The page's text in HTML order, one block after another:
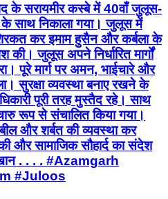
के सरायमीर कस्बे में 40वाँ जुलूस-
के साथ निकाला गया। जुलूस में
कर इमाम हुसैन और कर्बला के
की। जुलूस अपने निर्धारित मार्गों
पूरे मार्ग पर अमन, भाईचारे और
सुरक्षा व्यवस्था बनाए रखने के
पूरी तरह मुस्तैद रहे। साथ
रूप से संचालित किया गया।
और शर्बत की व्यवस्था कर
और सामाजिक सौहार्द का संदेश
खान . . . . #Azamgarh
#Juloos